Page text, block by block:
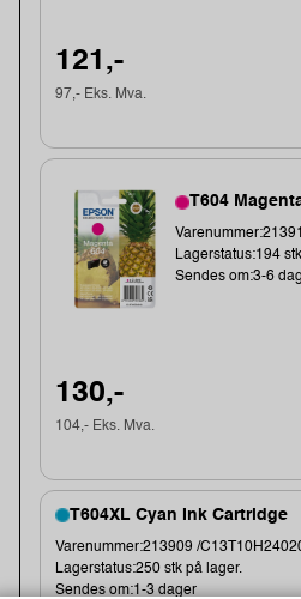
121,-
97,- Eks. Mva.
T604
Lagerstatus:194
Sendes om:3-6
130,-
104,- Eks. Mva.
T604XL Cyan Ink Cartridge
Varenummer:213909 /
Lagerstatus:250 stk på lager.
Sendes om:1-3 dager